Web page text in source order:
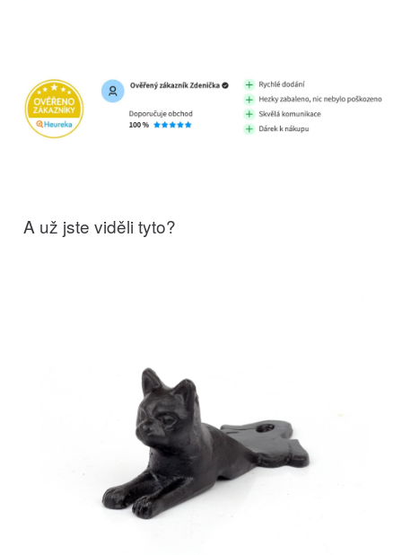
A už jste viděli tyto?